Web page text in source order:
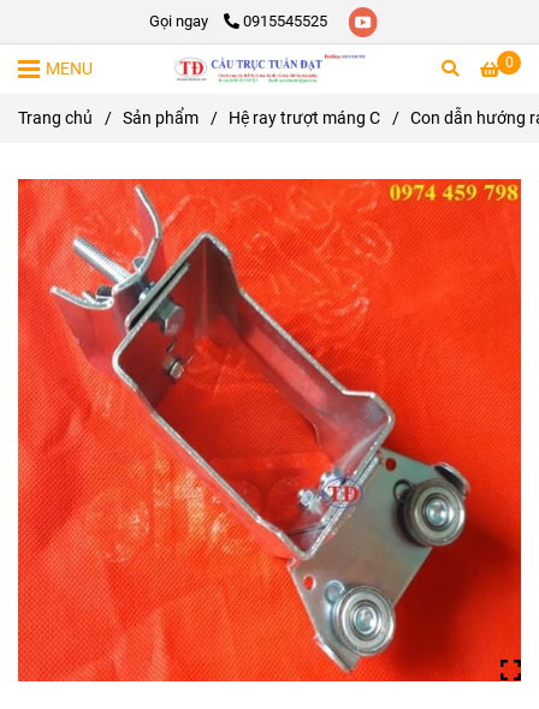
Gọi ngay 0915545525
0
MENU
Trang chủ / Sản phẩm / Hệ ray trượt máng C / Con dẫn hướng